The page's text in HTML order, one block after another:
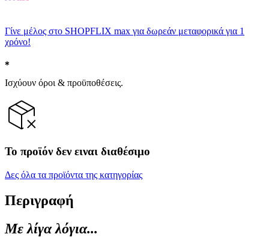
Γίνε μέλος στο SHOPFLIX max για δωρεάν μεταφορικά για 1
χρόνο!
Ισχύουν όροι & προϋποθέσεις.
Το προϊόν δεν ειναι διαθέσιμο
Δες όλα τα προϊόντα της κατηγορίας
Περιγραφή
Με λίγα λόγια...